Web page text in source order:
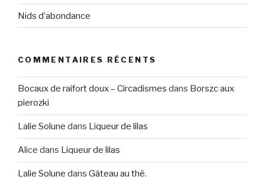
Nids d’abondance
COMMENTAIRES RÉCENTS
Bocaux de raifort doux – Circadismes dans Borszc aux
pierozki
Lalie Solune dans Liqueur de lilas
Alice dans Liqueur de lilas
Lalie Solune dans Gâteau au thé.